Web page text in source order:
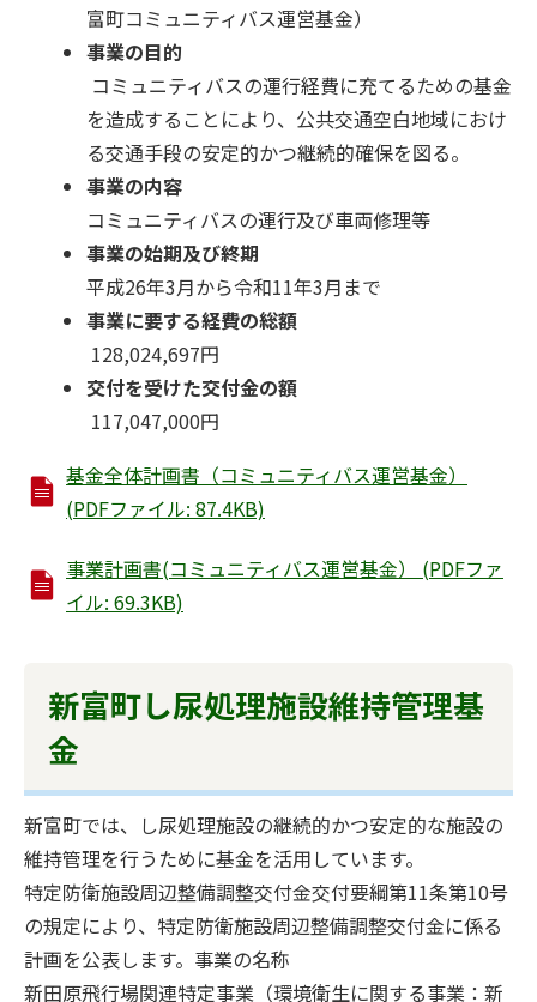
富町コミュニティバス運営基金）
事業の目的
コミュニティバスの運行経費に充てるための基金
を造成することにより、公共交通空白地域におけ
る交通手段の安定的かつ継続的確保を図る。
事業の内容
コミュニティバスの運行及び車両修理等
事業の始期及び終期
平成26年3月から令和11年3月まで
事業に要する経費の総額
128,024,697円
交付を受けた交付金の額
117,047,000円
基金全体計画書（コミュニティバス運営基金）
(PDFファイル: 87.4KB)
事業計画書(コミュニティバス運営基金） (PDFファ
イル: 69.3KB)
新富町し尿処理施設維持管理基
金
新富町では、し尿処理施設の継続的かつ安定的な施設の
維持管理を行うために基金を活用しています。
特定防衛施設周辺整備調整交付金交付要綱第11条第10号
の規定により、特定防衛施設周辺整備調整交付金に係る
計画を公表します。事業の名称
新田原飛行場関連特定事業（環境衛生に関する事業：新